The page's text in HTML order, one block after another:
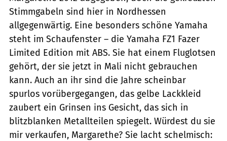
Stimmgabeln sind hier in Nordhessen
allgegenwärtig. Eine besonders schöne Yamaha
steht im Schaufenster – die Yamaha FZ1 Fazer
Limited Edition mit ABS. Sie hat einem Fluglotsen
gehört, der sie jetzt in Mali nicht gebrauchen
kann. Auch an ihr sind die Jahre scheinbar
spurlos vorübergegangen, das gelbe Lackkleid
zaubert ein Grinsen ins Gesicht, das sich in
blitzblanken Metallteilen spiegelt. Würdest du sie
mir verkaufen, Margarethe? Sie lacht schelmisch: